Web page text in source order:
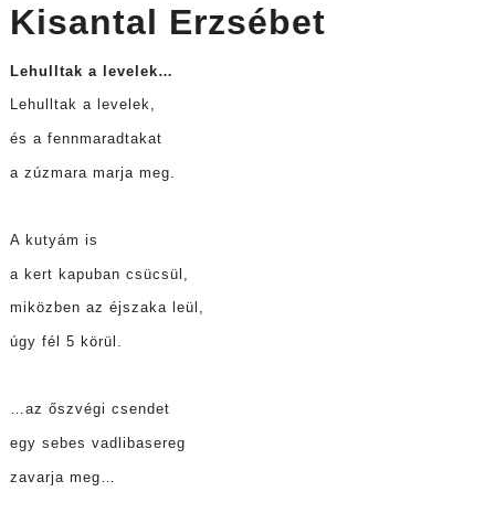
Kisantal Erzsébet
Lehulltak a levelek…
Lehulltak a levelek,
és a fennmaradtakat
a zúzmara marja meg.
A kutyám is
a kert kapuban csücsül,
miközben az éjszaka leül,
úgy fél 5 körül.
…az őszvégi csendet
egy sebes vadlibasereg
zavarja meg…